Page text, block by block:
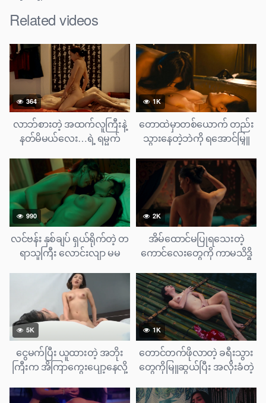
Related videos
364
လာဘ်စားတဲ့ အထက်လူကြီးနဲ့
နတ်မိမယ်လေး…ရဲ့ ရမ္မက်
1K
တောထဲမှာတစ်ယောက် တည်း
သွားနေတဲ့ဘဲကို ရအောင်မြှူ
လေး
990
လင်ဗန်း နှစ်ချပ် ရှယ်ရိုက်တဲ့ တ
ရာသူကြီး လောင်းလျာ မမ
2K
အိမ်ထောင်မပြုရသေးတဲ့
ကောင်လေးတွေကို ကာမသိဒ္ဓိ
ပေးရတဲ့ မမ လှလှ တစ်ယောက်
5K
ငွေမက်ပြီး ယူထားတဲ့ အဘိုး
ကြီးက အိကြာကွေးပျော့နေလို့
ရေနံတူးတဲ့ မမ
1K
တောင်တက်ဖိုလာတဲ့ ခရီးသွား
တွေကိုမြူဆွယ်ပြီး အလိုးခံတဲ့